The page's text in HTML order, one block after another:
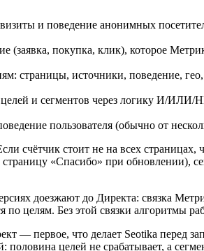
и поведение анонимных
(заявка, покупка, клик), которое
страницы, источники, поведение, гео,
и сегментов через логику И/ИЛИ/
пользователя (обычно от
счётчик стоит не на всех страницах,
страницу «Спасибо» при
доезжают до Директа: связка
по целям. Без этой связки алгоритмы
— первое, что делает Seotika перед
целей не срабатывает, а